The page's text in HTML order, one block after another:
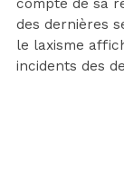
compte de sa
des dernières
le laxisme
incidents des